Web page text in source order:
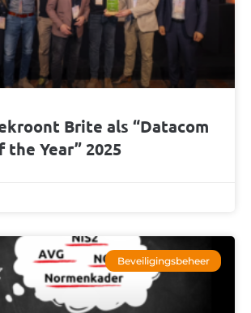
Brite als “Datacom
the Year” 2025
Beveiligingsbeheer